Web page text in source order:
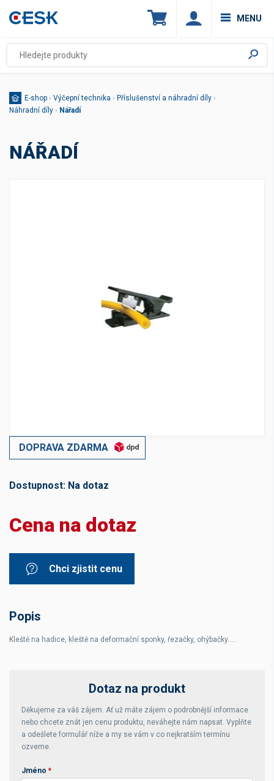
MENU
E-shop › Výčepní technika › Příslušenství a náhradní díly ›
Náhradní díly › Nářadí
NÁŘADÍ
DOPRAVA ZDARMA
Dostupnost: Na dotaz
Cena na dotaz
Chci zjistit cenu
Popis
Kleště na hadice, kleště na deformační sponky, řezačky, ohýbačky.....
Dotaz na produkt
Děkujeme za váš zájem. Ať už máte zájem o podrobnější informace
nebo chcete znát jen cenu produktu, neváhejte nám napsat. Vyplňte
a odešlete formulář níže a my se vám v co nejkratším termínu
ozveme.
Jméno *